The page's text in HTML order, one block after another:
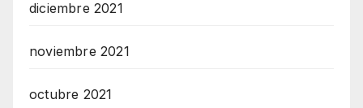
diciembre 2021
noviembre 2021
octubre 2021